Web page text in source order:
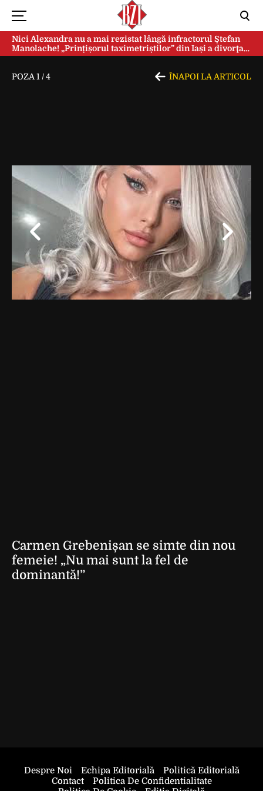
Nici Alexandra nu a mai rezistat lângă infractorul Ștefan
Manolache! „Prințișorul taximetriștilor” din Iași a divorţat
după doi ani de căsnicie
POZA 1 /4 ÎNAPOI LA ARTICOL
Carmen Grebenișan se simte din nou
femeie! „Nu mai sunt la fel de
dominantă!”
Despre Noi Echipa Editorială
Politică Editorială
Contact
Politica De Confidentialitate